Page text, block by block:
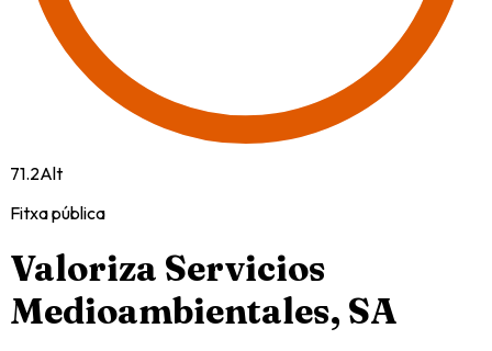
71.2Alt
Fitxa pública
Valoriza Servicios
Medioambientales, SA